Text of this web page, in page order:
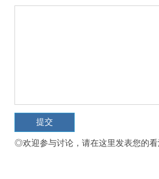
◎欢迎参与讨论，请在这里发表您的看